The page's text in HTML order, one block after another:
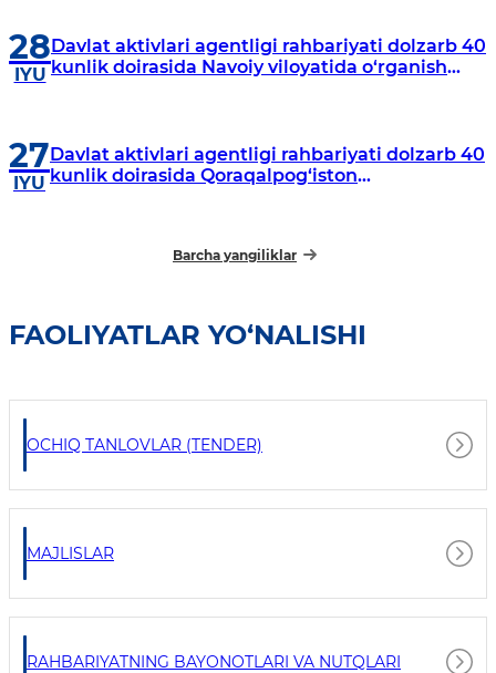
28
IYU
Davlat aktivlari agentligi rahbariyati dolzarb 40
kunlik doirasida Navoiy viloyatida o‘rganish
27
IYU
Davlat aktivlari agentligi rahbariyati dolzarb 40
kunlik doirasida Qoraqalpog‘iston
Barcha yangiliklar
FAOLIYATLAR YO‘NALISHI
OCHIQ TANLOVLAR (TENDER)
MAJLISLAR
RAHBARIYATNING BAYONOTLARI VA NUTQLARI